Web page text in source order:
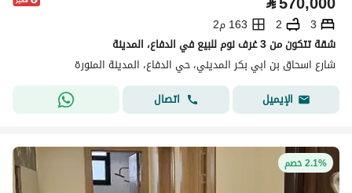
3
2
163 م2
شقة تتكون من 3 غرف نوم للبيع في الدفاع، المدينة
شارع اسحاق بن ابي بكر المديني، حي الدفاع، المدينة المنورة
الإيميل
اتصال
2.1% خصم